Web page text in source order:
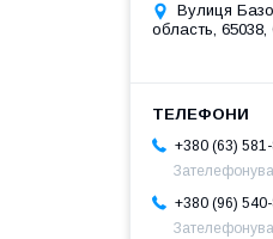
Вулиця
область,
+380 (63)
+380 (96)